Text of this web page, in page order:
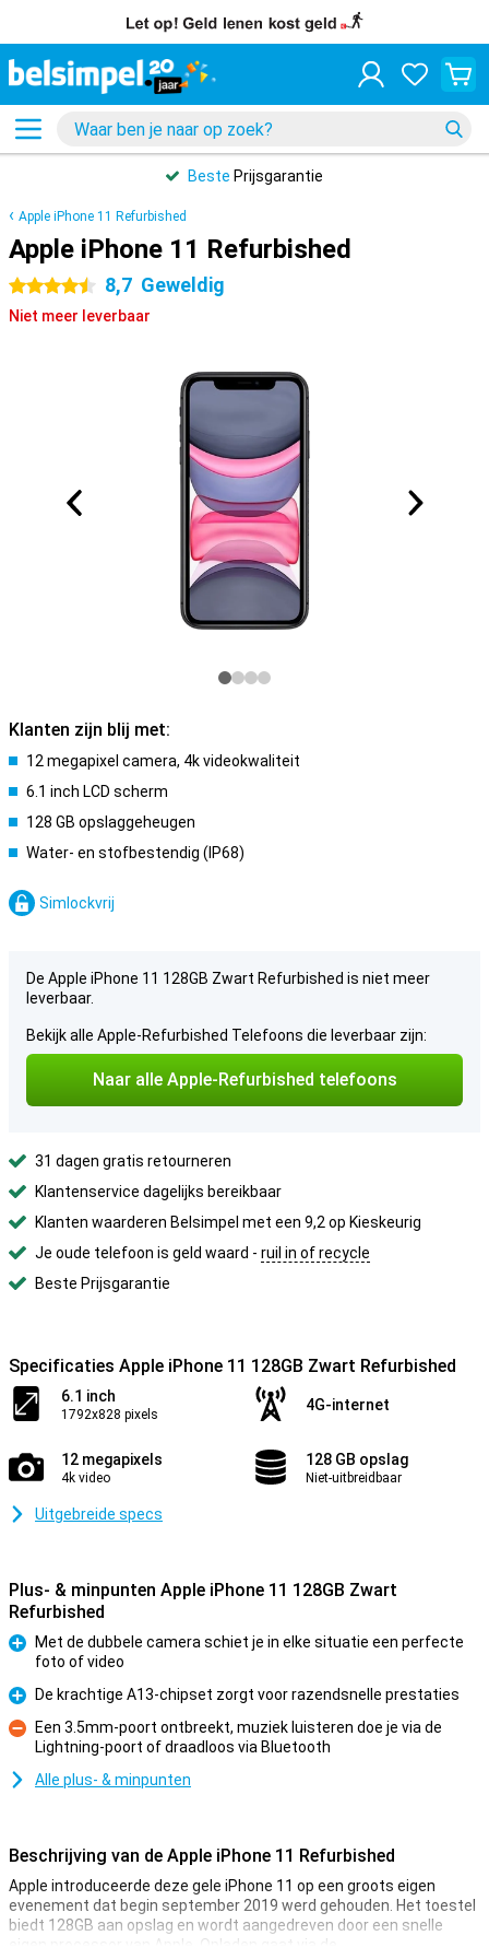
Beste Prijsgarantie
Apple iPhone 11 Refurbished
Apple iPhone 11 Refurbished
4.5 sterren 8,7 Geweldig
Niet meer leverbaar
Klanten zijn blij met:
12 megapixel camera, 4k videokwaliteit
6.1 inch LCD scherm
128 GB opslaggeheugen
Water- en stofbestendig (IP68)
Simlockvrij
De Apple iPhone 11 128GB Zwart Refurbished is niet meer
leverbaar.
Bekijk alle Apple-Refurbished Telefoons die leverbaar zijn:
Naar alle Apple-Refurbished telefoons
31 dagen gratis retourneren
Klantenservice dagelijks bereikbaar
Klanten waarderen Belsimpel met een 9,2 op Kieskeurig
Je oude telefoon is geld waard - ruil in of recycle
Beste Prijsgarantie
Specificaties Apple iPhone 11 128GB Zwart Refurbished
6.1 inch
1792x828 pixels
4G-internet
12 megapixels
4k video
128 GB opslag
Niet-uitbreidbaar
Uitgebreide specs
Plus- & minpunten Apple iPhone 11 128GB Zwart
Refurbished
Pluspunt
Met de dubbele camera schiet je in elke situatie een perfecte
foto of video
Pluspunt
De krachtige A13-chipset zorgt voor razendsnelle prestaties
Minpunt
Een 3.5mm-poort ontbreekt, muziek luisteren doe je via de
Lightning-poort of draadloos via Bluetooth
Alle plus- & minpunten
Beschrijving van de Apple iPhone 11 Refurbished
Apple introduceerde deze gele iPhone 11 op een groots eigen
evenement dat begin september 2019 werd gehouden. Het toestel
biedt 128GB aan opslag en wordt aangedreven door een snelle
eigen processor van Apple. Opladen gaat via de